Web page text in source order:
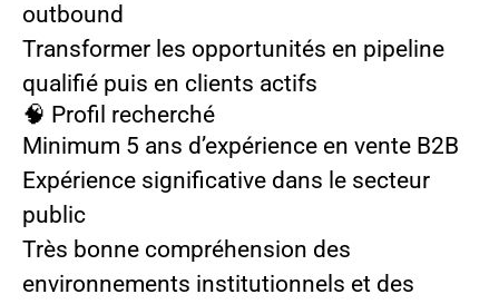
outbound
Transformer les opportunités en pipeline
qualifié puis en clients actifs
🧠 Profil recherché
Minimum 5 ans d’expérience en vente B2B
Expérience significative dans le secteur
public
Très bonne compréhension des
environnements institutionnels et des